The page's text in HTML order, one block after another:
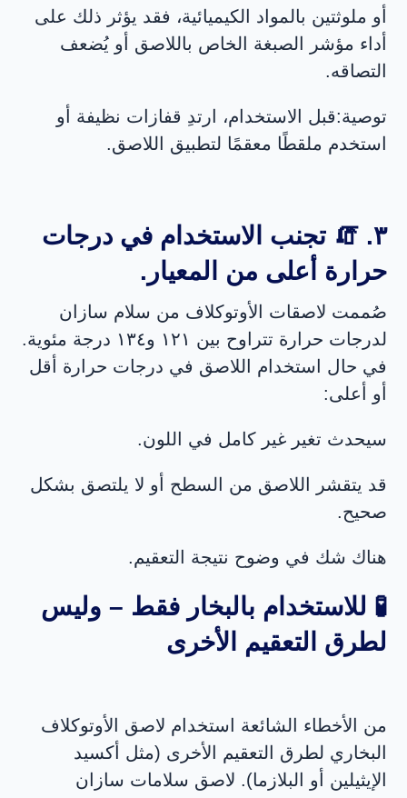
أو ملوثتين بالمواد الكيميائية، فقد يؤثر ذلك على
أداء مؤشر الصبغة الخاص باللاصق أو يُضعف
التصاقه.
توصية:قبل الاستخدام، ارتدِ قفازات نظيفة أو
استخدم ملقطًا معقمًا لتطبيق اللاصق.
٣. 🧯 تجنب الاستخدام في درجات
حرارة أعلى من المعيار.
صُممت لاصقات الأوتوكلاف من سلام سازان
لدرجات حرارة تتراوح بين ١٢١ و١٣٤ درجة مئوية.
في حال استخدام اللاصق في درجات حرارة أقل
أو أعلى:
سيحدث تغير غير كامل في اللون.
قد يتقشر اللاصق من السطح أو لا يلتصق بشكل
صحيح.
هناك شك في وضوح نتيجة التعقيم.
🧪 للاستخدام بالبخار فقط – وليس
لطرق التعقيم الأخرى
من الأخطاء الشائعة استخدام لاصق الأوتوكلاف
البخاري لطرق التعقيم الأخرى (مثل أكسيد
الإيثيلين أو البلازما). لاصق سلامات سازان